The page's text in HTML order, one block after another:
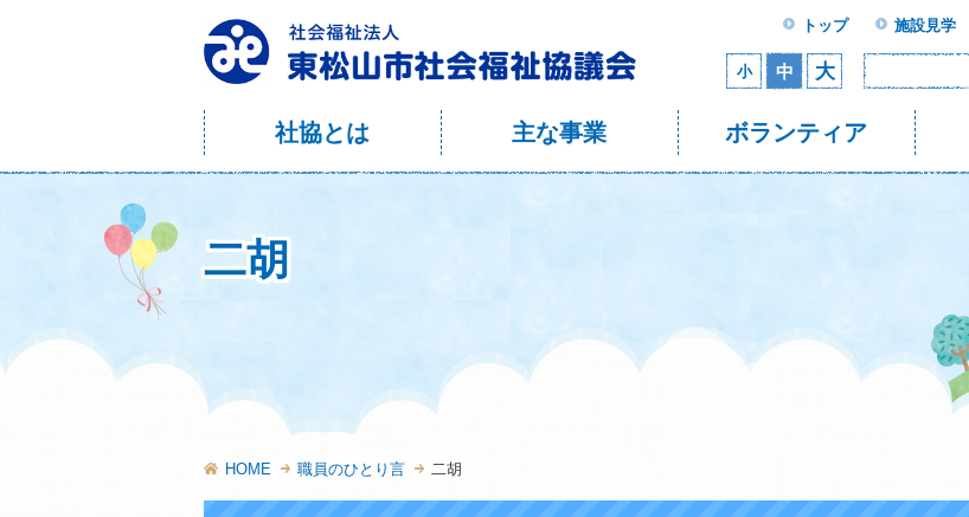
社協とは 主な事業 ボランティア
トップ 施設見学
小 中 大
二胡
HOME 職員のひとり言 二胡